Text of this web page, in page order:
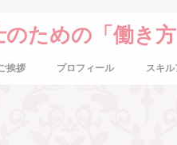
のための「働き
挨拶 プロフィール スキ